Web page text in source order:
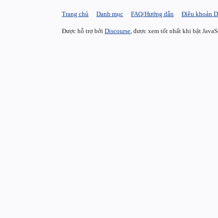
Trang chủ Danh mục FAQ/Hướng dẫn Điều khoản
Được hỗ trợ bởi Discourse, được xem tốt nhất khi bật